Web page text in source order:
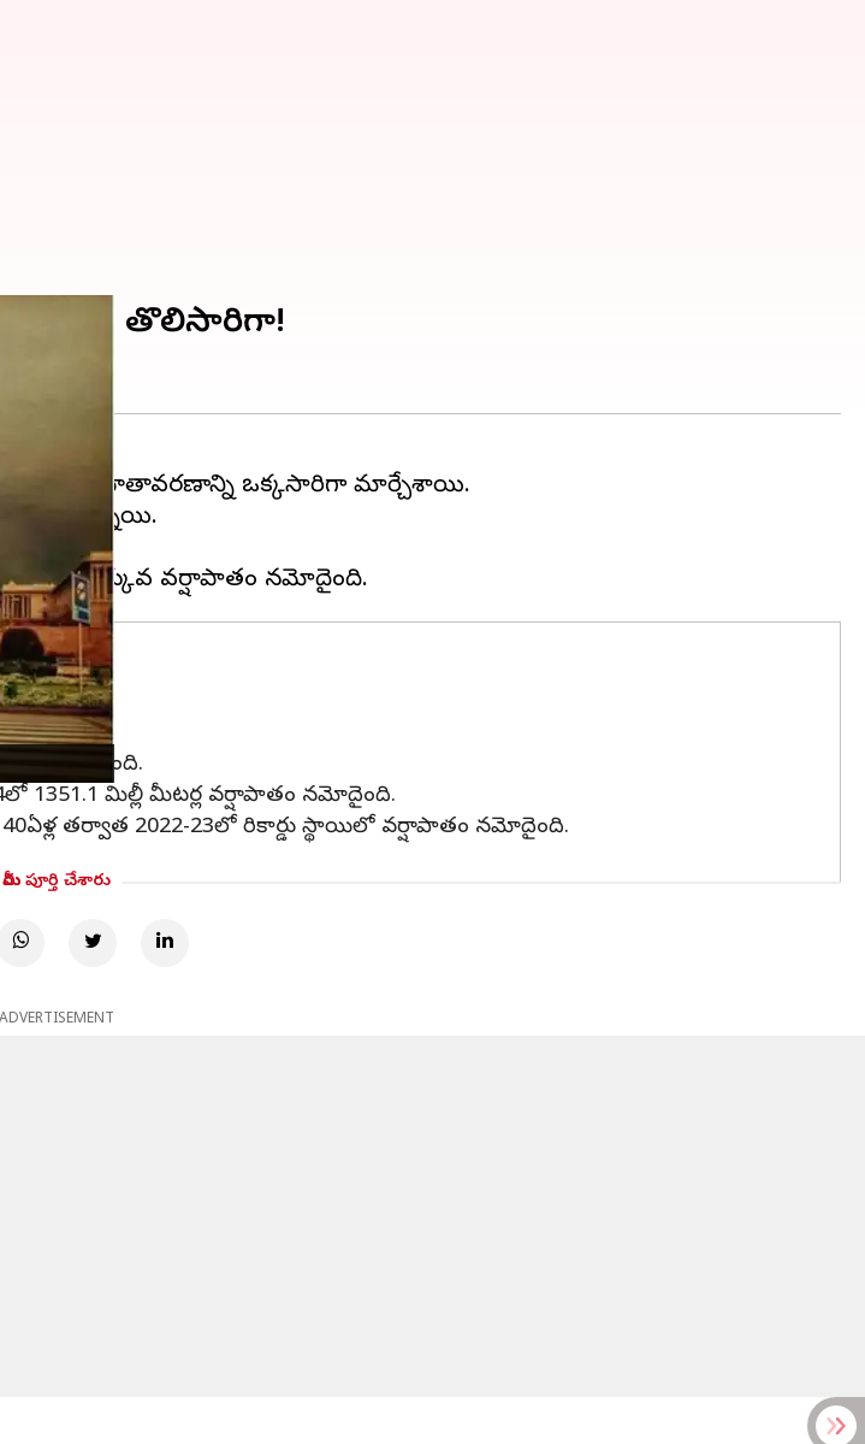
తర్వాత తొలిసారిగా!
అకాల వర్షాలు వాతావరణాన్ని ఒక్కసారిగా మార్చేశాయి.
చెబుతున్నాయి.
నమోదైంది.
మిల్లీ మీటర్ల వర్షాపాతం నమోదైంది.
తర్వాత 2022-23లో రికార్డు స్థాయిలో వర్షాపాతం నమోదైంది.
మీరు పూర్తి చేశారు
ADVERTISEMENT